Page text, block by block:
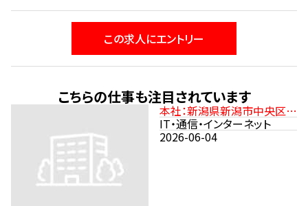
この求人にエントリー
こちらの仕事も注目されています
本社：新潟県新潟市中央区沼
垂東2-11-21 JR信越本線
「新潟駅」より徒歩15分
IT・通信・インターネット
2026-06-04